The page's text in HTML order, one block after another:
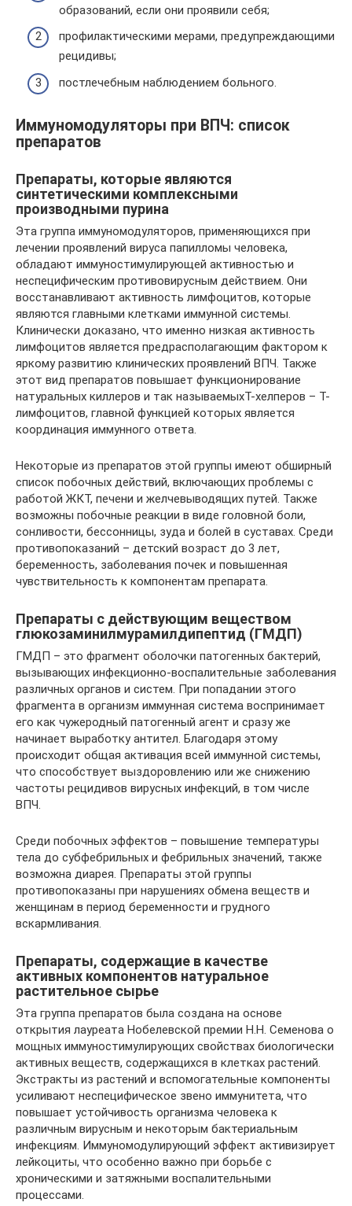
образований, если они проявили себя;
профилактическими мерами, предупреждающими
рецидивы;
постлечебным наблюдением больного.
Иммуномодуляторы при ВПЧ: список
препаратов
Препараты, которые являются
синтетическими комплексными
производными пурина
Эта группа иммуномодуляторов, применяющихся при
лечении проявлений вируса папилломы человека,
обладают иммуностимулирующей активностью и
неспецифическим противовирусным действием. Они
восстанавливают активность лимфоцитов, которые
являются главными клетками иммунной системы.
Клинически доказано, что именно низкая активность
лимфоцитов является предрасполагающим фактором к
яркому развитию клинических проявлений ВПЧ. Также
этот вид препаратов повышает функционирование
натуральных киллеров и так называемыхТ-хелперов – T-
лимфоцитов, главной функцией которых является
координация иммунного ответа.
Некоторые из препаратов этой группы имеют обширный
список побочных действий, включающих проблемы с
работой ЖКТ, печени и желчевыводящих путей. Также
возможны побочные реакции в виде головной боли,
сонливости, бессонницы, зуда и болей в суставах. Среди
противопоказаний – детский возраст до 3 лет,
беременность, заболевания почек и повышенная
чувствительность к компонентам препарата.
Препараты с действующим веществом
глюкозаминилмурамилдипептид (ГМДП)
ГМДП – это фрагмент оболочки патогенных бактерий,
вызывающих инфекционно-воспалительные заболевания
различных органов и систем. При попадании этого
фрагмента в организм иммунная система воспринимает
его как чужеродный патогенный агент и сразу же
начинает выработку антител. Благодаря этому
происходит общая активация всей иммунной системы,
что способствует выздоровлению или же снижению
частоты рецидивов вирусных инфекций, в том числе
ВПЧ.
Среди побочных эффектов – повышение температуры
тела до субфебрильных и фебрильных значений, также
возможна диарея. Препараты этой группы
противопоказаны при нарушениях обмена веществ и
женщинам в период беременности и грудного
вскармливания.
Препараты, содержащие в качестве
активных компонентов натуральное
растительное сырье
Эта группа препаратов была создана на основе
открытия лауреата Нобелевской премии Н.Н. Семенова о
мощных иммуностимулирующих свойствах биологически
активных веществ, содержащихся в клетках растений.
Экстракты из растений и вспомогательные компоненты
усиливают неспецифическое звено иммунитета, что
повышает устойчивость организма человека к
различным вирусным и некоторым бактериальным
инфекциям. Иммуномодулирующий эффект активизирует
лейкоциты, что особенно важно при борьбе с
хроническими и затяжными воспалительными
процессами.